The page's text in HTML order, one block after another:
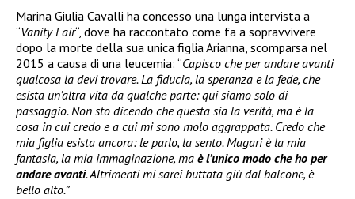
Marina Giulia Cavalli ha concesso una lunga intervista a
“Vanity Fair“, dove ha raccontato come fa a sopravvivere
dopo la morte della sua unica figlia Arianna, scomparsa nel
2015 a causa di una leucemia: “Capisco che per andare avanti
qualcosa la devi trovare. La fiducia, la speranza e la fede, che
esista un’altra vita da qualche parte: qui siamo solo di
passaggio. Non sto dicendo che questa sia la verità, ma è la
cosa in cui credo e a cui mi sono molo aggrappata. Credo che
mia figlia esista ancora: le parlo, la sento. Magari è la mia
fantasia, la mia immaginazione, ma è l’unico modo che ho per
andare avanti. Altrimenti mi sarei buttata giù dal balcone, è
bello alto.”